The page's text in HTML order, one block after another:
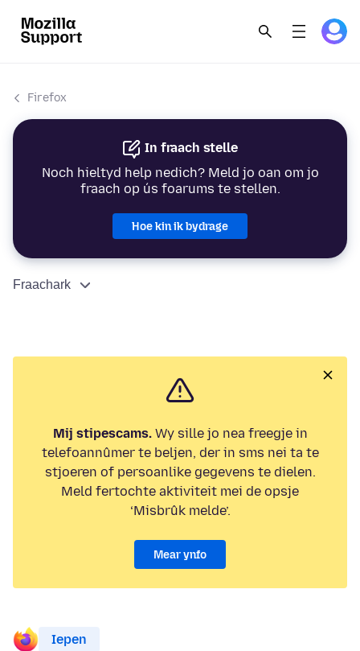
Firefox
In fraach stelle
Noch hieltyd help nedich? Meld jo oan om jo
fraach op ús foarums te stellen.
Hoe kin ik bydrage
Fraachark
Mij stipescams.Wy sille jo nea freegje in
telefoannûmer te beljen, der in sms nei ta te
stjoeren of persoanlike gegevens te dielen.
Meld fertochte aktiviteit mei de opsje
‘Misbrûk melde’.
Mear ynfo
Iepen